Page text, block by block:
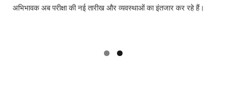
अभिभावक अब परीक्षा की नई तारीख और व्यवस्थाओं का इंतजार कर रहे हैं।